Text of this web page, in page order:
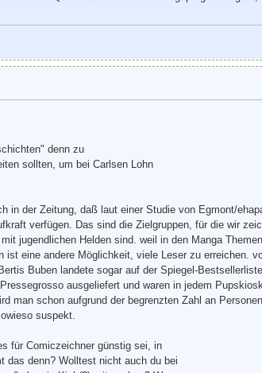
denn zu
sollten, um bei Carlsen Lohn
in der Zeitung, daß laut einer Studie von Egmont/
verfügen. Das sind die Zielgruppen, für die wir
jugendlichen Helden sind. weil in den Manga
ist eine andere Möglichkeit, viele Leser zu erreichen.
Buben landete sogar auf der Spiegel-
ausgeliefert und waren in jedem
man schon aufgrund der begrenzten Zahl an
suspekt.
für Comiczeichner günstig sei, in
das denn? Wolltest nicht auch du bei